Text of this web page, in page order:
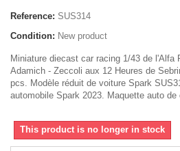
Reference: SUS314
Condition: New product
Miniature diecast car racing 1/43 de l'Alfa
Adamich - Zeccoli aux 12 Heures de
pcs. Modèle réduit de voiture Spark
automobile Spark 2023. Maquette auto de
This product is no longer in stock